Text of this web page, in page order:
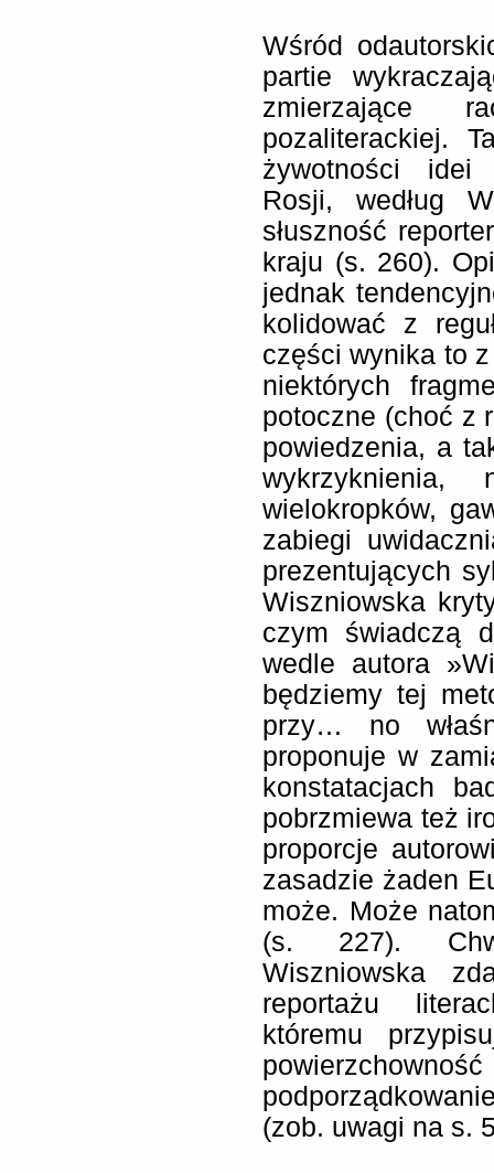
Wśród
partie
zmierzające
pozaliterackiej.
żywotności idei
Rosji, według
słuszność
kraju (s. 260).
jednak
kolidować z
części wynika to
niektórych
potoczne (choć z
powiedzenia, a
wykrzyknienia,
wielokropków,
zabiegi
prezentujących
Wiszniowska
czym świadczą
wedle autora
będziemy tej
przy… no
proponuje w
konstatacjach
pobrzmiewa też
proporcje
zasadzie żaden
może. Może
(s. 227).
Wiszniowska
reportażu
któremu
(zob. uwagi na s.